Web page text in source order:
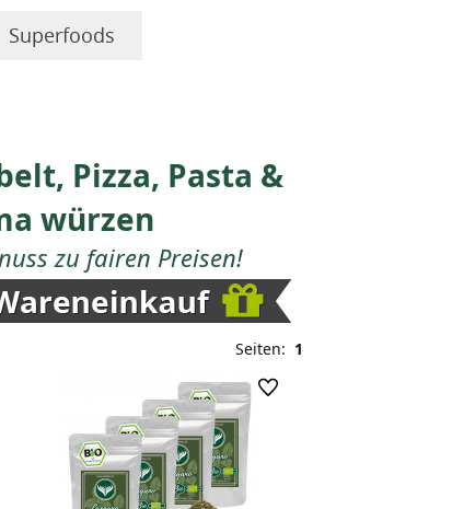
Superfoods
Pizza, Pasta &
würzen
zu fairen Preisen!
Seiten: 1